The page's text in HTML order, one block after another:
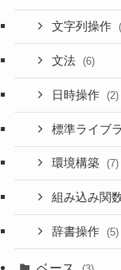
文字列操作
文法 (6)
日時操作 (2)
標準ライブ
環境構築 (7)
組み込み関
辞書操作 (5)